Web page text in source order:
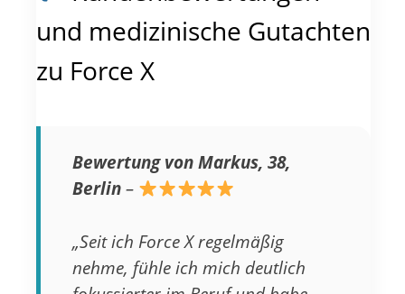
und medizinische Gutachten
zu Force X
Bewertung von Markus, 38,
Berlin –
„Seit ich Force X regelmäßig
nehme, fühle ich mich deutlich